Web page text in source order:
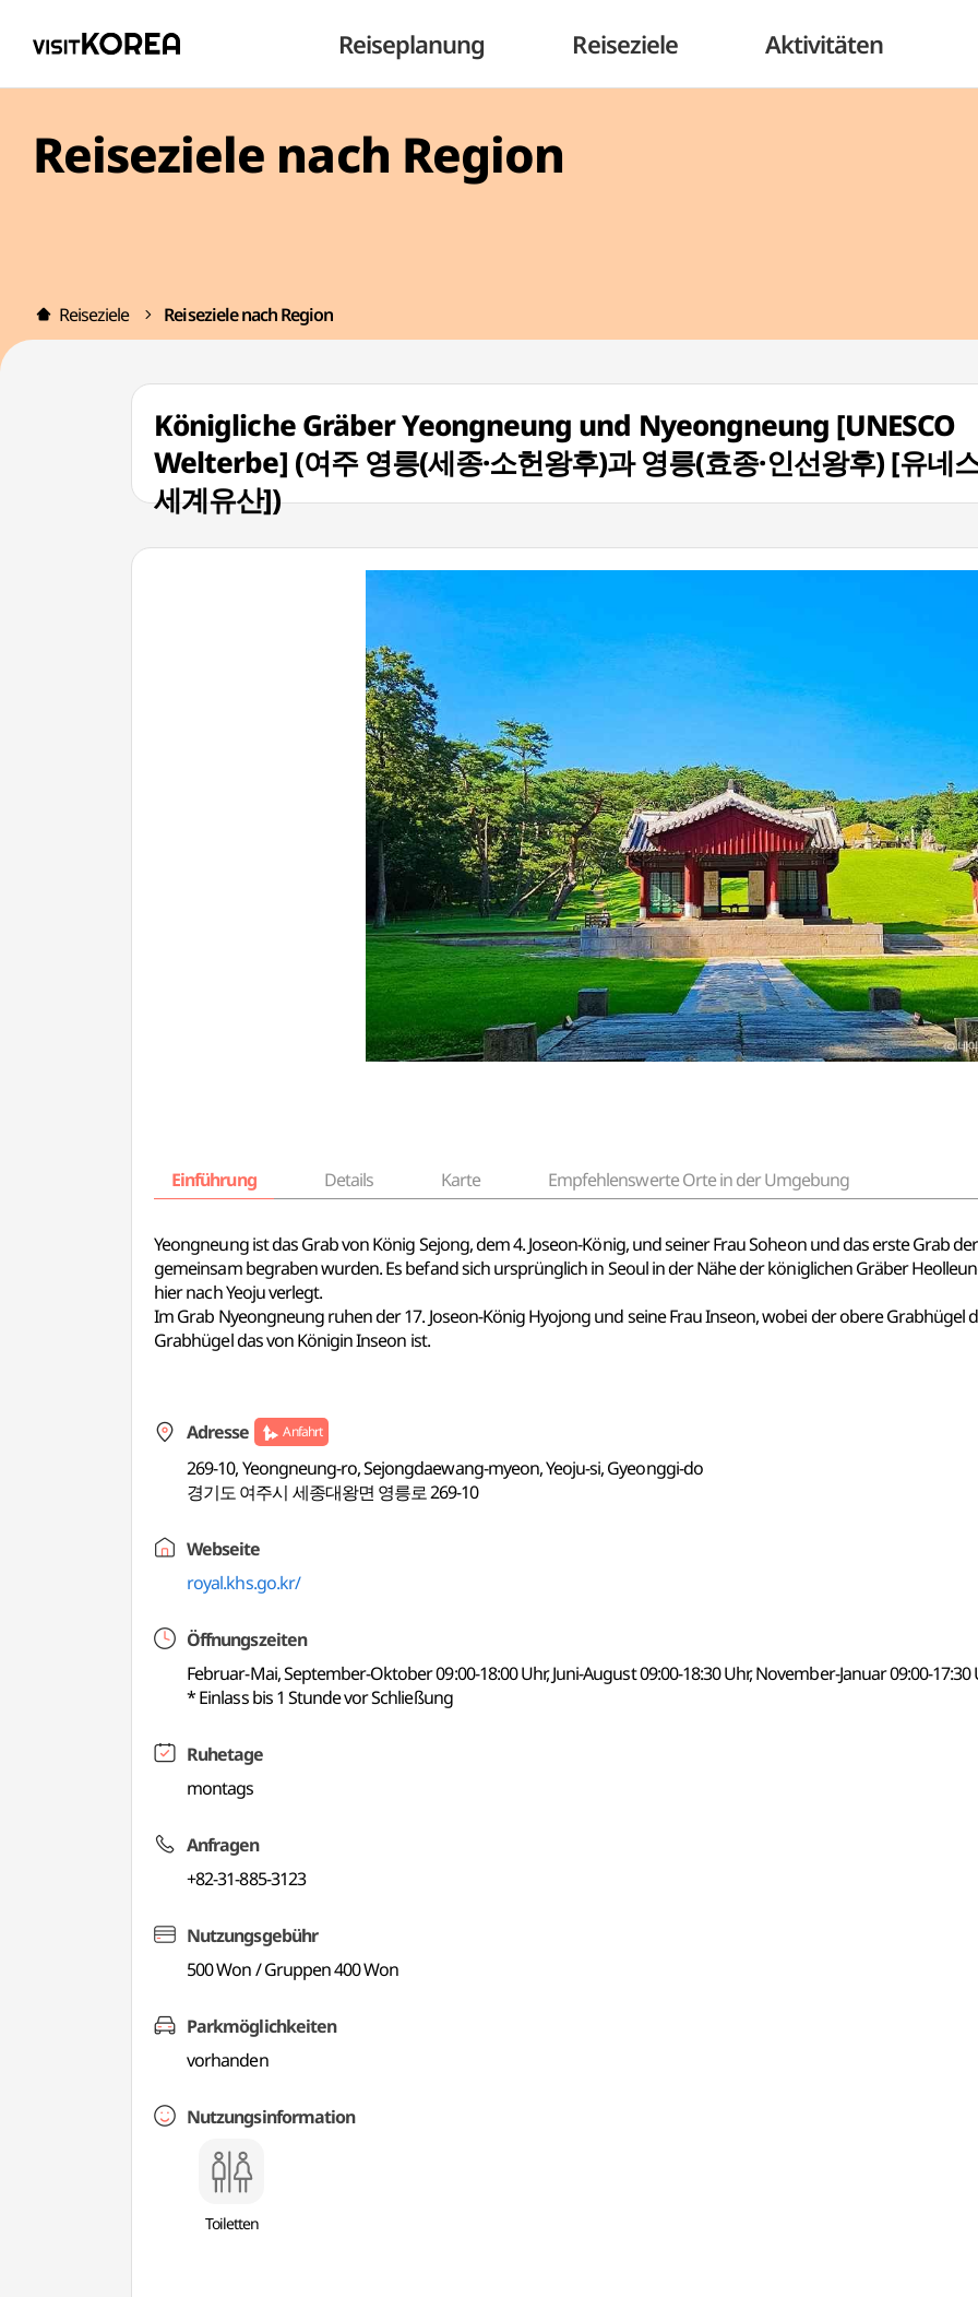
Reiseplanung Reiseziele Aktivitäten
Reiseziele nach Region
Reiseziele Reiseziele nach Region
Königliche Gräber Yeongneung und Nyeongneung [UNESCO
Welterbe] (여주 영릉(세종·소헌왕후)과 영릉(효종·인선왕후) [유네
세계유산])
Einführung Details Karte Empfehlenswerte Orte in der Umgebung
Yeongneung ist das Grab von König Sejong, dem 4. Joseon-König, und seiner Frau Soheon und das erste Grab
gemeinsam begraben wurden. Es befand sich ursprünglich in Seoul in der Nähe der königlichen Gräber
hier nach Yeoju verlegt.
Im Grab Nyeongneung ruhen der 17. Joseon-König Hyojong und seine Frau Inseon, wobei der obere
Grabhügel das von Königin Inseon ist.
Adresse Anfahrt
269-10, Yeongneung-ro, Sejongdaewang-myeon, Yeoju-si, Gyeonggi-do
경기도 여주시 세종대왕면 영릉로 269-10
Webseite
royal.khs.go.kr/
Öffnungszeiten
Februar-Mai, September-Oktober 09:00-18:00 Uhr, Juni-August 09:00-18:30 Uhr, November-Januar 09:00-17:30
* Einlass bis 1 Stunde vor Schließung
Ruhetage
montags
Anfragen
+82-31-885-3123
Nutzungsgebühr
500 Won / Gruppen 400 Won
Parkmöglichkeiten
vorhanden
Nutzungsinformation
Toiletten